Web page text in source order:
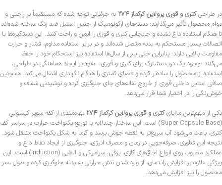
در طراحیکتری و قوری پرولاین کرکماز ۲۷۴
به جزئیاتی توجه شده که مستقیماً بر راحتی و
دوام محصول تأثیر می‌گذارند؛ دسته‌های ارگونومیک از جنس استیل ضد زنگ ساخته شده‌اند
تا هنگام استفاده داغ نشده و جابجایی کتری و قوری را ایمن و راحت کنند. این دستگیره‌ها با
اتصالات بسیار مستحکم به بدنه متصل شده‌اند و در برابر استفاده مداوم، فشار و حرارت
مقاومت بالایی دارند؛ بنابراین حتی پس از سال‌ها استفاده نیز استحکام خود را حفظ
می‌کنند. وجود یک درب مشترک برای کتری و قوری، علاوه بر ایجاد هماهنگی در طراحی،
استفاده از محصول را ساده‌تر کرده و فضای کمتری را هنگام نگهداری اشغال می‌کند. همچنین
صافی استیل داخلی قوری از خروج تفاله‌های چای جلوگیری کرده و نوشیدنی شفاف و
خوش‌رنگی را در اختیار شما قرار می‌دهد.
یکی از مهم‌ترین مزایایکتری و قوری پرولاین کرکماز ۲۷۴
بهره‌مندی از کفه سوپر کپسولی
(Super Capsule Base) است؛ این ساختار چندلایه با توزیع یکنواخت حرارت در سراسر کف
کتری، باعث می‌شود آب سریع‌تر به نقطه جوش برسد و گرما به شکل یکنواخت منتقل شود.
نتیجه این فناوری، صرفه‌جویی در زمان و مصرف انرژی، جلوگیری از ایجاد نقاط داغ و
عملکرد مطلوب روی انواع اجاق‌های گازی، برقی، سرامیکی و القایی (Induction) است. این
ویژگی علاوه بر افزایش راندمان، از وارد شدن تنش حرارتی به بدنه جلوگیری کرده و طول عمر
محصول را نیز افزایش می‌دهد.